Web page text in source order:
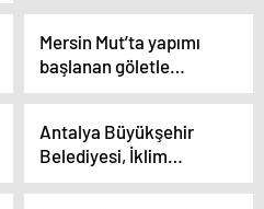
Mersin Mut’ta yapımı
başlanan göletle
tarımsal alanlar
Antalya Büyükşehir
Belediyesi, İklim
Değişikliği ile